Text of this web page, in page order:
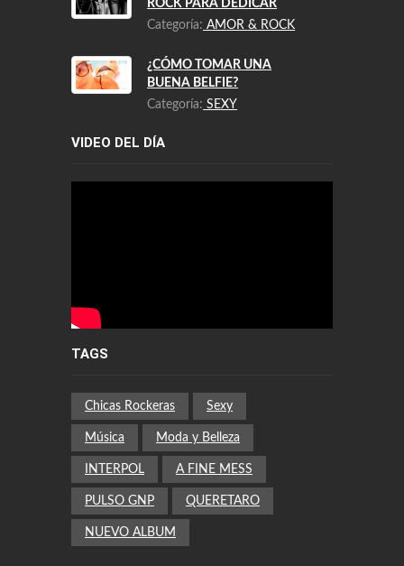
ROCK PARA DEDICAR
Categoría:AMOR & ROCK
¿CÓMO TOMAR UNA
BUENA BELFIE?
Categoría:SEXY
VIDEO DEL DÍA
TAGS
Chicas Rockeras Sexy
Música Moda y Belleza
INTERPOL A FINE MESS
PULSO GNP QUERETARO
NUEVO ALBUM